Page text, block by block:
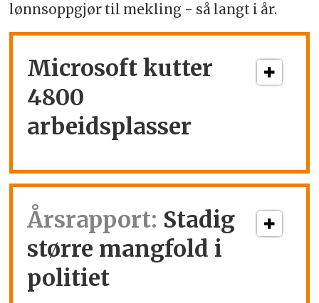
lønnsoppgjør til mekling - så langt i år.
Microsoft kutter
4800
arbeidsplasser
Årsrapport: Stadig
større mangfold i
politiet